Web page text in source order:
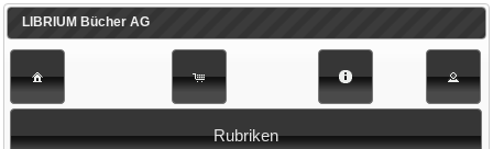
LIBRIUM Bücher AG
Rubriken